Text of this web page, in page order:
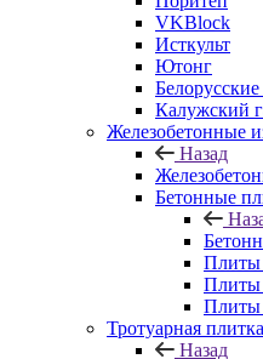
VKBlock
Исткульт
Ютонг
Калужский
Железобетонные
Назад
Бетонные
Тротуарная плитка
Назад